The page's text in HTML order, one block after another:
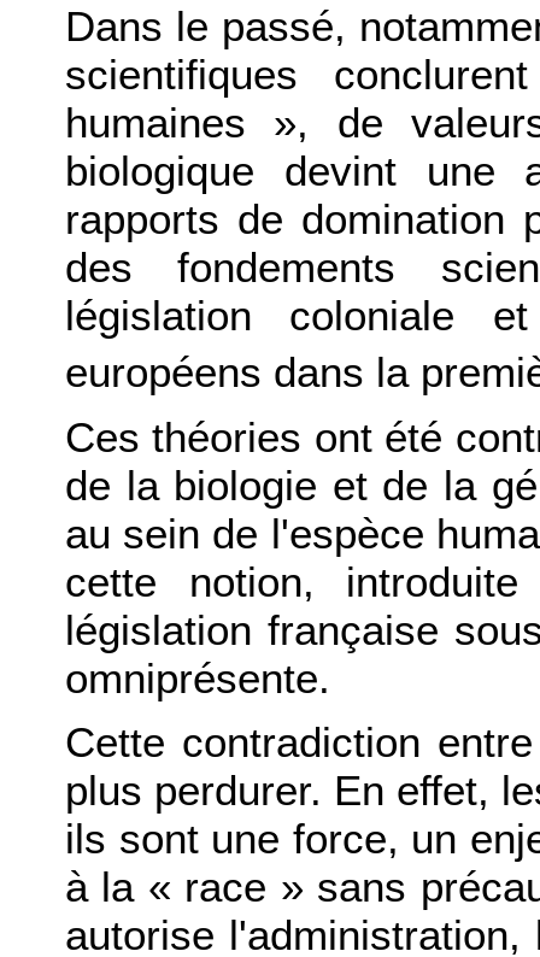
Dans le passé,
scientifiques
humaines », de
biologique devint une
rapports de domination
des fondements
législation coloniale
européens dans la
Ces théories ont été
de la biologie et de la
au sein de l'espèce
cette notion,
législation française
omniprésente.
Cette contradiction
plus perdurer. En effet,
ils sont une force, un
à la « race » sans
autorise